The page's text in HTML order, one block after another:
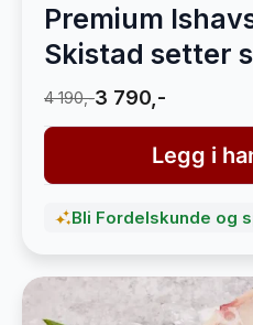
Premium
Skistad setter
4 190,-3 790,-
Legg i
Bli Fordelskunde og